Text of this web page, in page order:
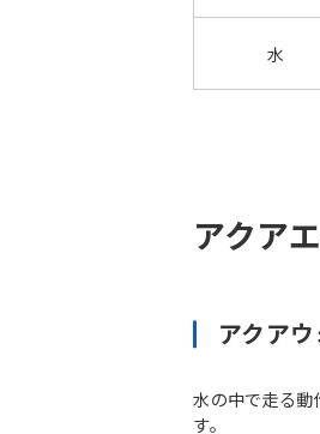
水
アクア
アクア
水の中で走る動
す。